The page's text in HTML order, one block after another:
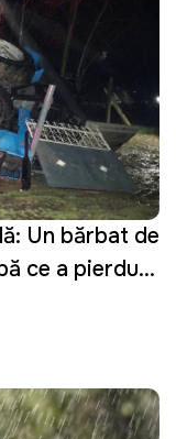
Un bărbat de
ce a pierdut
îl